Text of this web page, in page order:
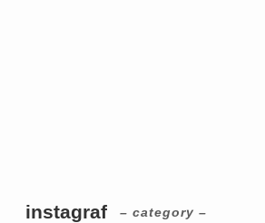
instagraf – category –